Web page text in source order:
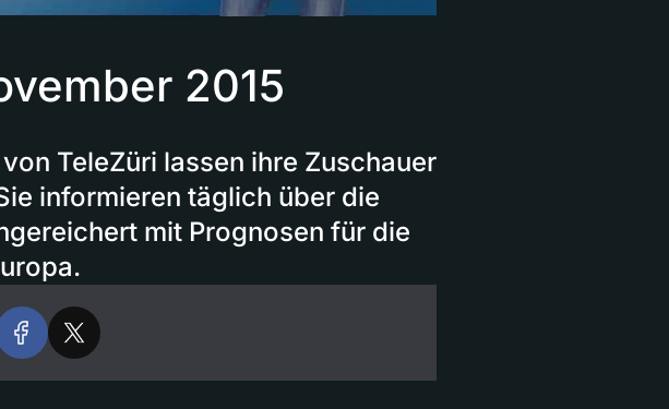
2015
TeleZüri lassen ihre Zuschauer
informieren täglich über die
mit Prognosen für die